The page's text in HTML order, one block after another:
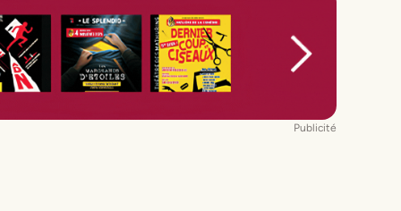
Publicité